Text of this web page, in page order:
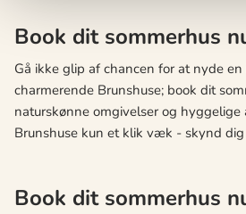
Book dit sommerhus
Gå ikke glip af chancen for at nyde
charmerende Brunshuse; book dit
naturskønne omgivelser og
Brunshuse kun et klik væk - skynd
Book dit sommerhus